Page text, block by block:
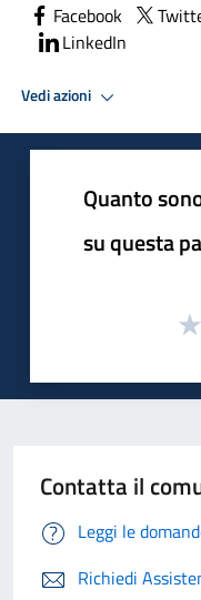
Facebook
LinkedIn
Vedi azioni
Quanto
su questa
Contatta il
Leggi le
Richiedi